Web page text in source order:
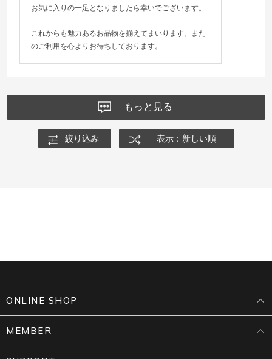
お気に入りの一足となりましたら幸いでございます。
これからも魅力あるお品物を揃えてまいります。また
のご利用を心よりお待ちしております。
もっと見る
絞り込み 表示：新しい順
ONLINE SHOP
MEMBER